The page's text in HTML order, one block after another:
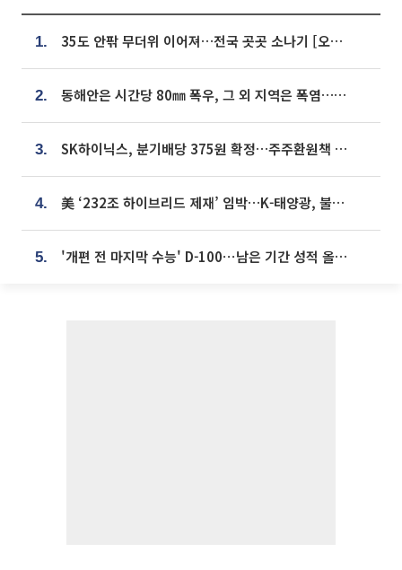
1. 35도 안팎 무더위 이어져…전국 곳곳 소나기 [오늘 날씨]
2. 동해안은 시간당 80㎜ 폭우, 그 외 지역은 폭염…‘극과 극 날씨’
3. SK하이닉스, 분기배당 375원 확정…주주환원책 9월로 앞당겨 발표
4. 美 ‘232조 하이브리드 제재’ 임박…K-태양광, 불확실성 털고 날개 다나
5. '개편 전 마지막 수능' D-100⋯남은 기간 성적 올릴 전략은